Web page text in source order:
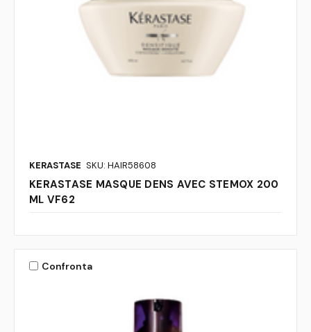
KERASTASE SKU: HAIR58608
KERASTASE MASQUE DENS AVEC STEMOX 200
ML VF62
Confronta